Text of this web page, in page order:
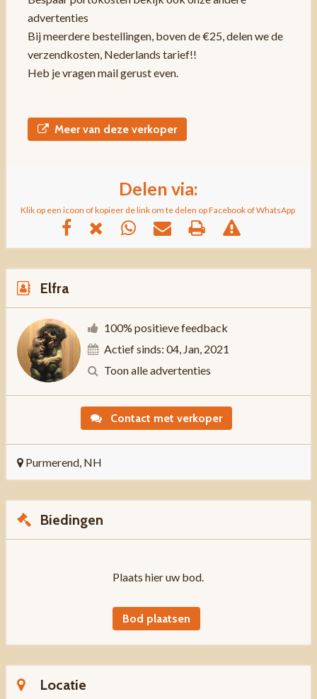
advertenties
Bij meerdere bestellingen, boven de €25, delen we de
verzendkosten, Nederlands tarief!!
Heb je vragen mail gerust even.
Meer van deze verkoper
Delen via:
Klik op een icoon of kopieer de link om te delen op Facebook of WhatsApp
Elfra
100% positieve feedback
Actief sinds: 04, Jan, 2021
Toon alle advertenties
Contact met verkoper
Purmerend, NH
Biedingen
Plaats hier uw bod.
Bod plaatsen
Locatie